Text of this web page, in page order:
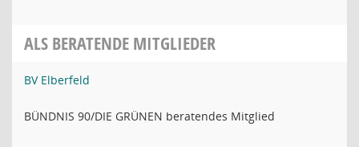
ALS BERATENDE MITGLIEDER
BV Elberfeld
BÜNDNIS 90/DIE GRÜNEN beratendes Mitglied